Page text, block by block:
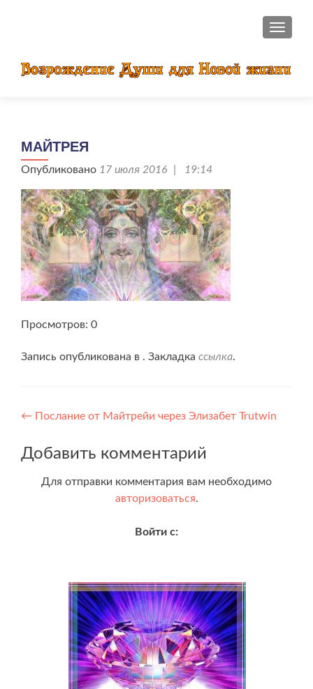
МАЙТРЕЯ
Опубликовано 17 июля 2016 | 19:14
Просмотров: 0
Запись опубликована в . Закладка ссылка.
Навигация
по
записям
← Послание от Майтрейи через Элизабет Trutwin
Добавить комментарий
Для отправки комментария вам необходимо
авторизоваться.
Войти с: